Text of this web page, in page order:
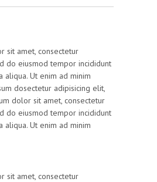
sit amet, consectetur
do eiusmod tempor incididunt
aliqua. Ut enim ad minim
dosectetur adipisicing elit,
dolor sit amet, consectetur
do eiusmod tempor incididunt
aliqua. Ut enim ad minim
sit amet, consectetur